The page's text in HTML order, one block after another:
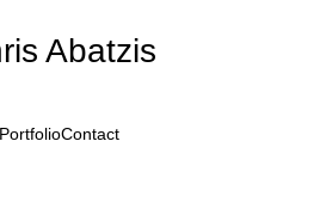
Abatzis
PortfolioContact